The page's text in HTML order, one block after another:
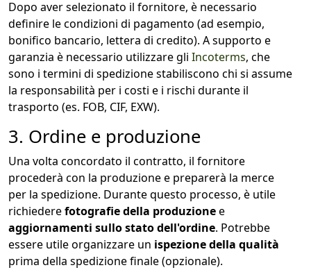
Dopo aver selezionato il fornitore, è necessario
definire le condizioni di pagamento (ad esempio,
bonifico bancario, lettera di credito). A supporto e
garanzia è necessario utilizzare gli Incoterms, che
sono i termini di spedizione stabiliscono chi si assume
la responsabilità per i costi e i rischi durante il
trasporto (es. FOB, CIF, EXW).
3. Ordine e produzione
Una volta concordato il contratto, il fornitore
procederà con la produzione e preparerà la merce
per la spedizione. Durante questo processo, è utile
richiederefotografie della produzionee
aggiornamenti sullo stato dell'ordine. Potrebbe
essere utile organizzare un ispezione della qualità
prima della spedizione finale (opzionale).